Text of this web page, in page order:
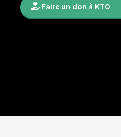
Faire un don à KTO